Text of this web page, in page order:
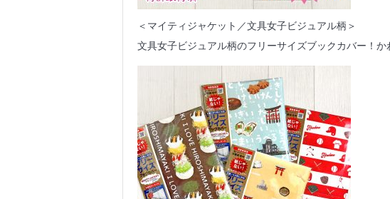
＜マイティジャケット／文具女子ビジュアル柄＞
文具女子ビジュアル柄のフリーサイズブックカバー！か